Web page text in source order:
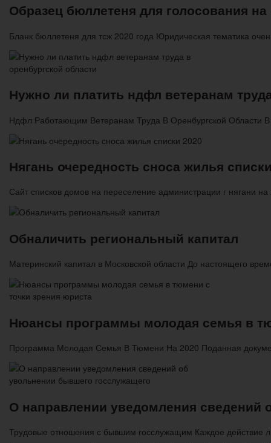
Образец бюллетеня для голосования
Бланк бюллетеня для тсж 2020 года Юридическая тематика
Нужно ли платить ндфл ветеранам
Ндфл Работающим Ветеранам Труда В Оренбургской Области
Нягань очередность сноса жилья
Сайт списков домов на переселение администрации г нягани
Обналичить региональный капитал
Материнский капитал в Московской области До настоящего
Нюансы программы молодая семья в
Программа Молодая Семья В Тюмени На 2020 Поданная
О направлении уведомления сведений
Трудовые отношения с бывшим госслужащим Каждое действие